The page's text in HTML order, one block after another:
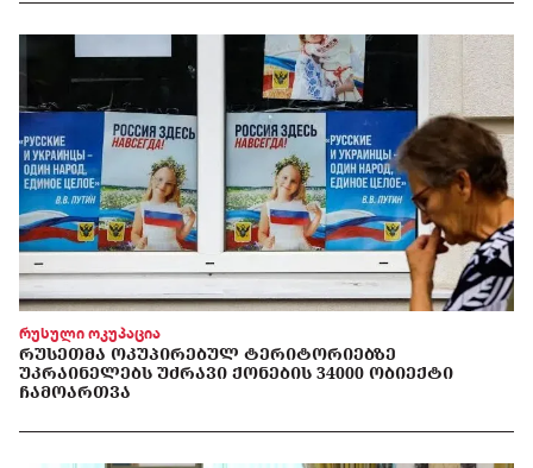
რუსული ოკუპაცია
ᲠᲣᲡᲔᲗᲛᲐ ᲝᲙᲣᲞᲘᲠᲔᲑᲣᲚ ᲢᲔᲠᲘᲢᲝᲠᲘᲔᲑᲖᲔ
ᲣᲙᲠᲐᲘᲜᲔᲚᲔᲑᲡ ᲣᲫᲠᲐᲕᲘ ᲥᲝᲜᲔᲑᲘᲡ 34000 ᲝᲑᲘᲔᲥᲢᲘ
ᲩᲐᲛᲝᲐᲠᲗᲕᲐ